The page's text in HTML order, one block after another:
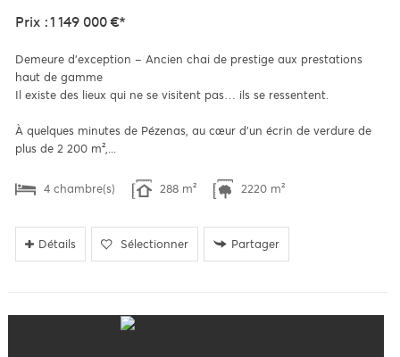
Prix : 1 149 000 €*
Demeure d'exception – Ancien chai de prestige aux prestations
haut de gamme
Il existe des lieux qui ne se visitent pas… ils se ressentent.
À quelques minutes de Pézenas, au cœur d'un écrin de verdure de
plus de 2 200 m²,...
4 chambre(s) 288 m² 2220 m²
Détails Sélectionner Partager